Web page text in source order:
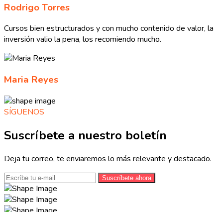
Rodrigo Torres
Cursos bien estructurados y con mucho contenido de valor, la
inversión valio la pena, los recomiendo mucho.
Maria Reyes
SÍGUENOS
Suscríbete a nuestro boletín
Deja tu correo, te enviaremos lo más relevante y destacado.
Suscríbete ahora